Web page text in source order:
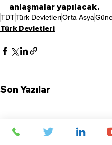
anlaşmalar yapılacak.
TDTTürk DevletleriOrta Asya
Türk Devletleri
Son Yazılar